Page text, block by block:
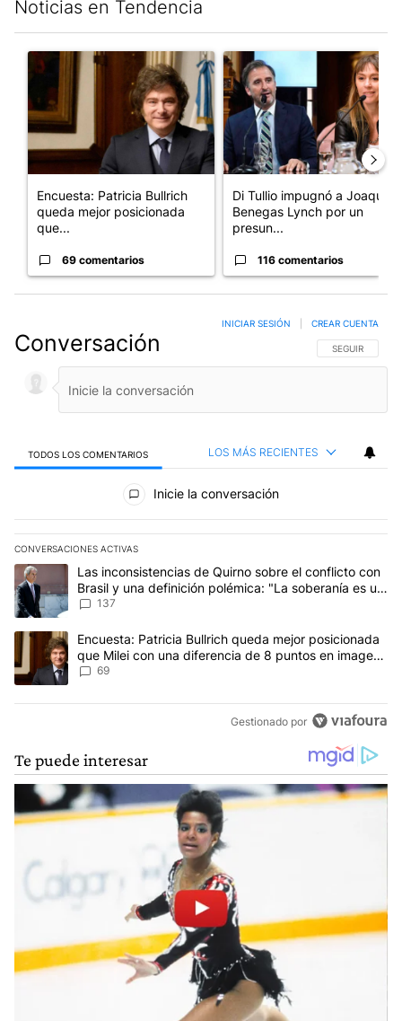
Noticias en Tendencia
Un artículo de tendencia con el título "Encuesta: Patricia
Encuesta: Patricia Bullrich
queda mejor posicionada
que...
69 comentarios
Un artículo de tendencia con
Di Tullio impugnó a Joaquín
Benegas Lynch por un
presun...
116 comentarios
Conversación SIGA ESTA
SEGUIR
INICIAR SESIÓN CREAR CUENTA
TODOS LOS COMENTARIOS LOS MÁS RECIENTES
Todos los comentarios
Inicie la conversación
CONVERSACIONES ACTIVAS
Este listado muestra los artículos con más comentarios en los
Un artículo de tendencia con el título "Las inconsistencias de
Las inconsistencias de Quirno sobre el conflicto con
Brasil y una definición polémica: "La soberanía es un
concepto antiguo"
137
Un artículo de tendencia con el título "Encuesta: Patricia
Encuesta: Patricia Bullrich queda mejor posicionada
que Milei con una diferencia de 8 puntos en imagen
negativa
69
Gestionado por